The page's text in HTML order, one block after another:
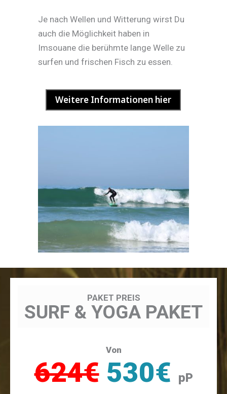
Je nach Wellen und Witterung wirst Du
auch die Möglichkeit haben in
Imsouane die berühmte lange Welle zu
surfen und frischen Fisch zu essen.
Weitere Informationen hier
PAKET PREIS
SURF & YOGA PAKET
Von
624€530€ pP